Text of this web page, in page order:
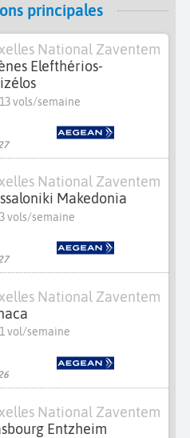
principales
National Zaventem
Elefthérios-
13 vols/semaine
National Zaventem
Makedonia
3 vols/semaine
National Zaventem
vol/semaine
National Zaventem
Entzheim